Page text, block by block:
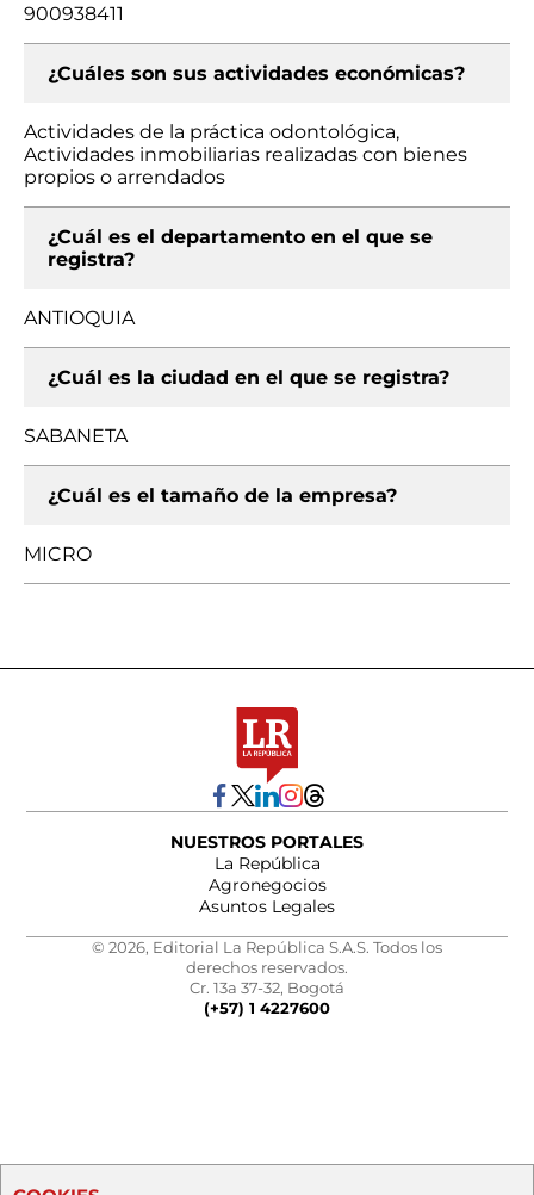
900938411
¿Cuáles son sus actividades económicas?
Actividades de la práctica odontológica,
Actividades inmobiliarias realizadas con bienes
propios o arrendados
¿Cuál es el departamento en el que se
registra?
ANTIOQUIA
¿Cuál es la ciudad en el que se registra?
SABANETA
¿Cuál es el tamaño de la empresa?
MICRO
NUESTROS PORTALES
La República
Agronegocios
Asuntos Legales
© 2026, Editorial La República S.A.S. Todos los
derechos reservados.
Cr. 13a 37-32, Bogotá
(+57) 1 4227600